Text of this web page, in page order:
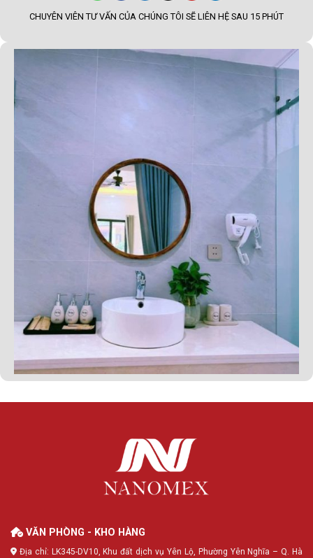
CHUYÊN VIÊN TƯ VẤN CỦA CHÚNG TÔI SẼ LIÊN HỆ SAU 15 PHÚT
VĂN PHÒNG - KHO HÀNG
Địa chỉ: LK345-DV10, Khu đất dịch vụ Yên Lộ, Phường Yên Nghĩa – Q. Hà